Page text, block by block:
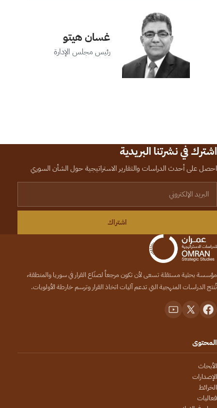
غسان هيتو
رئيس مجلس الإدارة
اشترك في نشرتنا البريدية
احصل على أحدث الدراسات والتقارير الاستراتيجية حول الشأن السوري
اشتراك
مؤسسة بحثية مستقلة تسعى لأن تكون مرجعاً لصنّاع القرار في سوريا والمنطقة،
تُنتج الدراسات المنهجية التي تدعم آليات اتخاذ القرار وترسم خارطة الأولويات.
المحتوى
الأبحاث
الإصدارات
الخرائط
فعاليات